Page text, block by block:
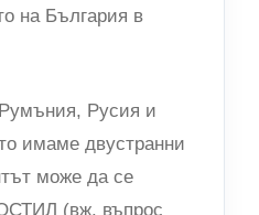
на България в
Русия и
имаме двустранни
може да се
(вж. въпрос